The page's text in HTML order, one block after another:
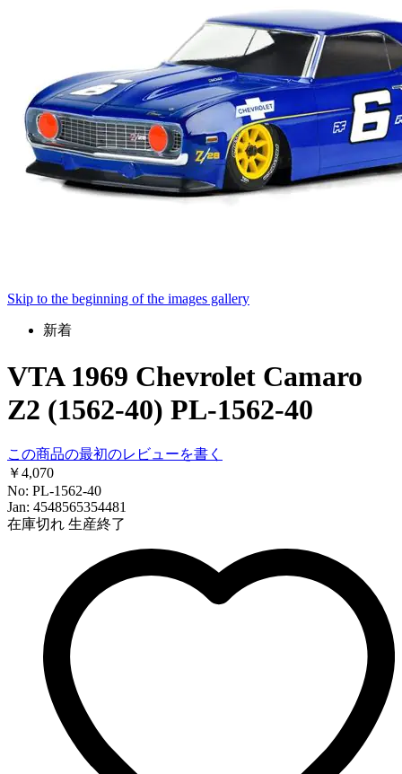
Skip to the beginning of the images gallery
新着
VTA 1969 Chevrolet Camaro
Z2 (1562-40) PL-1562-40
この商品の最初のレビューを書く
￥4,070
No: PL-1562-40
Jan: 4548565354481
在庫切れ 生産終了